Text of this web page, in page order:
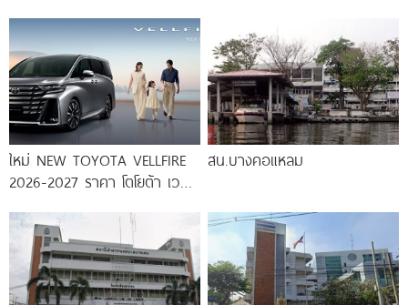
ใหม่ NEW TOYOTA VELLFIRE
2026-2027 ราคา โตโยต้า เวล
สน.บางคอแหลม